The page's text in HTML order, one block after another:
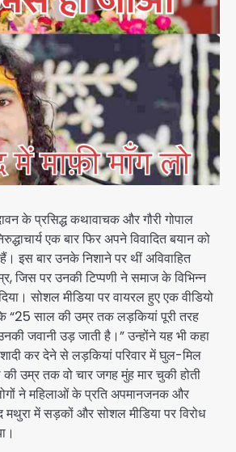
के प्रसिद्ध कथावाचक और गौरी गोपाल
एक बार फिर अपने विवादित बयान को
इस बार उनके निशाने पर थीं अविवाहित
जिस पर उनकी टिप्पणी ने समाज के विभिन्न
सोशल मीडिया पर वायरल हुए एक वीडियो
“25 साल की उम्र तक लड़कियां पूरी तरह
जवानी उड़ जाती है।” उन्होंने यह भी कहा
कर देने से लड़कियां परिवार में घुल-मिल
उम्र तक वो चार जगह मुंह मार चुकी होती
ने महिलाओं के प्रति अपमानजनक और
मथुरा में सड़कों और सोशल मीडिया पर विरोध